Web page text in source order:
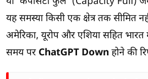
यह समस्या किसी एक क्षेत्र तक सीमित
अमेरिका, यूरोप और एशिया सहित
समय पर ChatGPT Down होने की